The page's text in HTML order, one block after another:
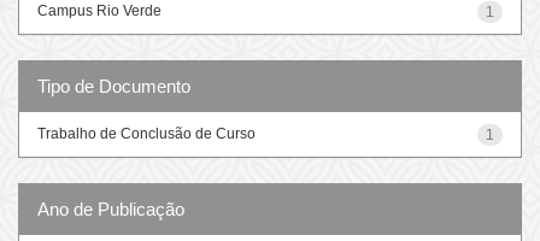
1
Campus Rio Verde
Tipo de Documento
1
Trabalho de Conclusão de Curso
Ano de Publicação